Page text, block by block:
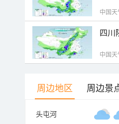
中国天
四川
中国天
周边地区 周边景
头屯河